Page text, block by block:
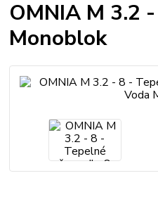
OMNIA M 3.2
Monoblok